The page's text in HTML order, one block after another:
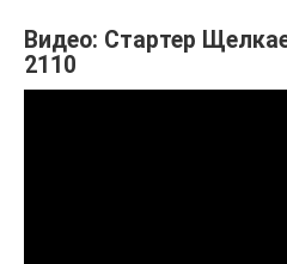
Видео: Стартер
2110